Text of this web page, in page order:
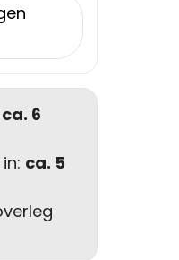
ca. 6
ca. 5